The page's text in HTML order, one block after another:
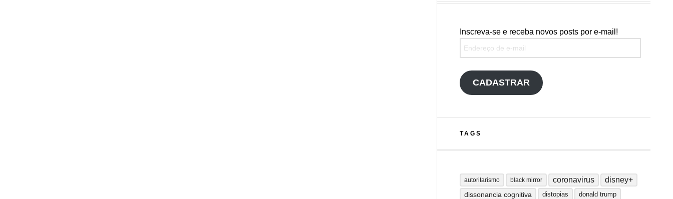
Inscreva-se e receba novos posts por e-mail!
CADASTRAR
TAGS
autoritarismo black mirror coronavirus disney+
dissonancia cognitiva distopias donald trump